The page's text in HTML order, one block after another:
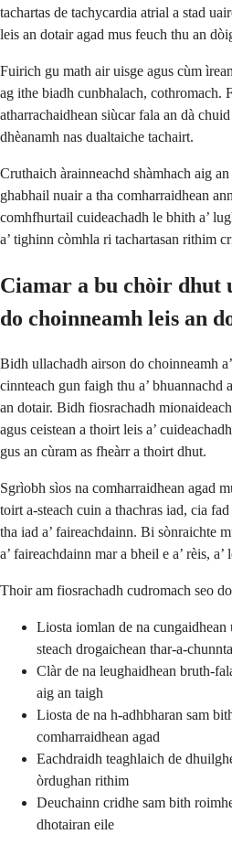
tachartas de tachycardia atrial a stad
leis an dotair agad mus feuch thu an
Fuirich gu math air uisge agus cùm
ag ithe biadh cunbhalach, cothromach.
atharrachaidhean siùcar fala an dà
dhèanamh nas dualtaiche tachairt.
Cruthaich àrainneachd shàmhach aig
ghabhail nuair a tha comharraidhean
comhfhurtail cuideachadh le bhith a’
a’ tighinn còmhla ri tachartasan rithim
Ciamar a bu chòir dhut
do choinneamh leis an
Bidh ullachadh airson do choinneamh
cinnteach gun faigh thu a’ bhuannachd
an dotair. Bidh fiosrachadh
agus ceistean a thoirt leis a’
gus an cùram as fheàrr a thoirt dhut.
Sgrìobh sìos na comharraidhean agad
toirt a-steach cuin a thachras iad, cia
tha iad a’ faireachdainn. Bi sònraichte
a’ faireachdainn mar a bheil e a’ rèis,
Thoir am fiosrachadh cudromach seo
Liosta iomlan de na cungaidhean
steach drogaichean thar-a-
Clàr de na leughaidhean bruth-
aig an taigh
Liosta de na h-adhbharan sam
comharraidhean agad
Eachdraidh teaghlaich de
òrdughan rithim
Deuchainn cridhe sam bith
dhotairan eile